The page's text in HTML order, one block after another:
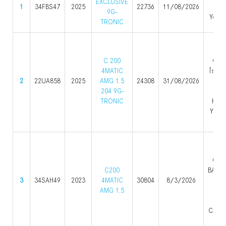
1 34FBS47 2025
EXCLUSIVE
9G-
TRONIC
22736 11/08/2026
2 22UA858 2025
C 200
4MATIC
AMG 1.5
204 9G-
TRONIC
24308 31/08/2026
3 34SAH49 2023
C200
4MATIC
AMG 1.5
30804 8/3/2026